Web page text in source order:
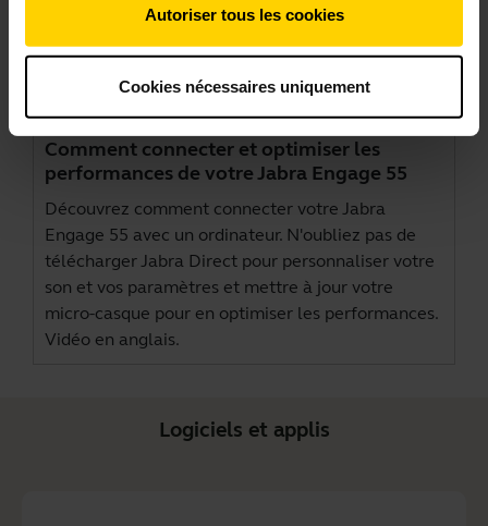
Autoriser tous les cookies
Cookies nécessaires uniquement
Comment connecter et optimiser les
performances de votre Jabra Engage 55
Découvrez comment connecter votre Jabra
Engage 55 avec un ordinateur. N'oubliez pas de
téléchargerJabra Direct pour personnaliser votre
son et vos paramètres et mettre à jour votre
micro-casque pour en optimiser les performances.
Vidéo en anglais.
Logiciels et applis